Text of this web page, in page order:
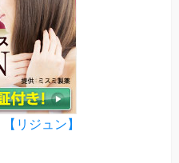
リジュン】